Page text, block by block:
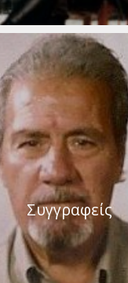
Συγγραφείς